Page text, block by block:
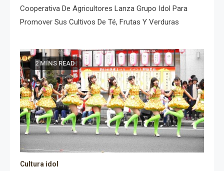
Cooperativa De Agricultores Lanza Grupo Idol Para
Promover Sus Cultivos De Té, Frutas Y Verduras
2 MINS READ
Cultura idol